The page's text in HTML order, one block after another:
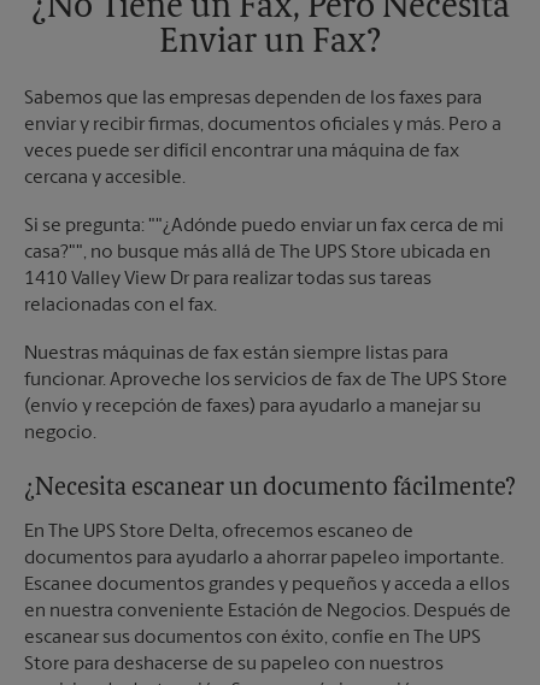
¿No Tiene un Fax, Pero Necesita
Enviar un Fax?
Sabemos que las empresas dependen de los faxes para
enviar y recibir firmas, documentos oficiales y más. Pero a
veces puede ser difícil encontrar una máquina de fax
cercana y accesible.
Si se pregunta: ""¿Adónde puedo enviar un fax cerca de mi
casa?"", no busque más allá de The UPS Store ubicada en
1410 Valley View Dr para realizar todas sus tareas
relacionadas con el fax.
Nuestras máquinas de fax están siempre listas para
funcionar. Aproveche los servicios de fax de The UPS Store
(envío y recepción de faxes) para ayudarlo a manejar su
negocio.
¿Necesita escanear un documento fácilmente?
En The UPS Store Delta, ofrecemos escaneo de
documentos para ayudarlo a ahorrar papeleo importante.
Escanee documentos grandes y pequeños y acceda a ellos
en nuestra conveniente Estación de Negocios. Después de
escanear sus documentos con éxito, confíe en The UPS
Store para deshacerse de su papeleo con nuestros